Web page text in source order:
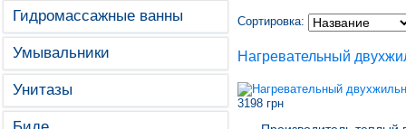
Гидромассажные ванны
Умывальники
Унитазы
Сортировка:
Нагревательный
3198 грн